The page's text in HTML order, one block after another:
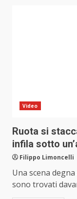
Video
Ruota si
infila sotto
Filippo Limoncelli
Una scena
sono trovati